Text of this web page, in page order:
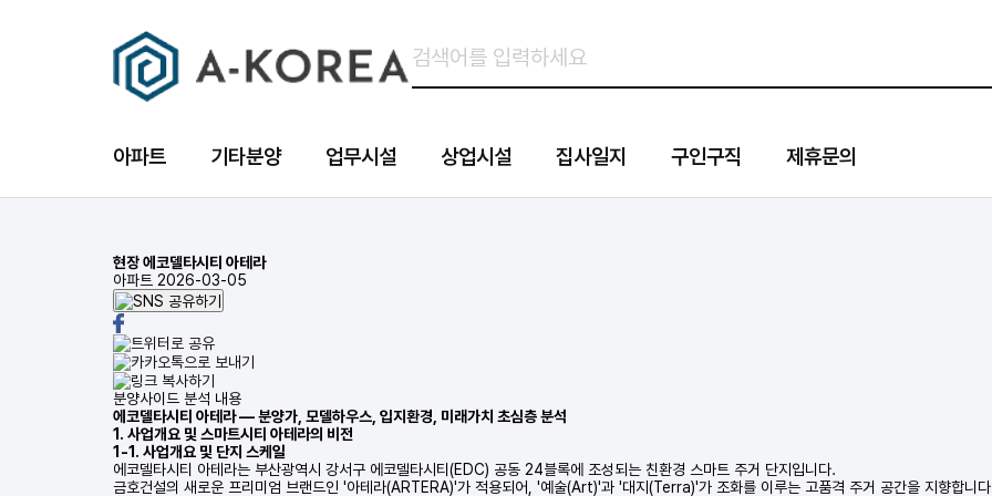
아파트 기타분양 업무시설 상업시설 집사일지 구인구직 제휴문의
현장에코델타시티 아테라
아파트 2026-03-05
분양사이드 분석 내용
에코델타시티 아테라 — 분양가, 모델하우스, 입지환경, 미래가치 초심층 분석
1. 사업개요 및 스마트시티 아테라의 비전
1-1. 사업개요 및 단지 스케일
에코델타시티 아테라는 부산광역시 강서구 에코델타시티(EDC) 공동 24블록에 조성되는 친환경 스마트 주거 단지입니다.
금호건설의 새로운 프리미엄 브랜드인 '아테라(ARTERA)'가 적용되어, '예술(Art)'과 '대지(Terra)'가 조화를 이루는 고품격 주거 공간을 지향합니